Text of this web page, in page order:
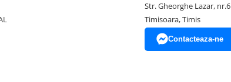
Str. Gheorghe Lazar, nr.6
Timisoara, Timis
Contacteaza-ne